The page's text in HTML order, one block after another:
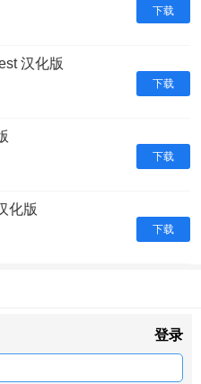
下载
下载
汉化版
下载
下载
化版
登录